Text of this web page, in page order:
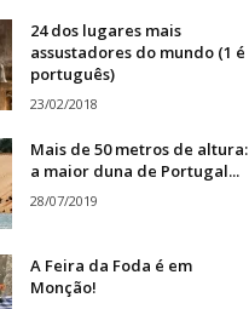
24 dos lugares mais
assustadores do mundo (1 é
português)
23/02/2018
Mais de 50 metros de altura:
a maior duna de Portugal...
28/07/2019
A Feira da Foda é em
Monção!